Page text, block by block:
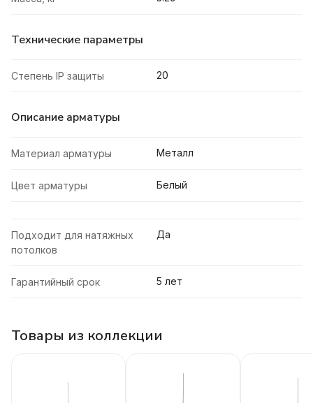
Технические параметры
Степень IP защиты 20
Описание арматуры
Материал арматуры Металл
Цвет арматуры Белый
Подходит для натяжных
потолков
Да
Гарантийный срок 5 лет
Товары из коллекции